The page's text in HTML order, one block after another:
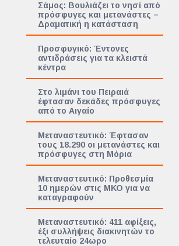
Σάμος: Βουλιάζει το νησί από
πρόσφυγες και μετανάστες –
Δραματική η κατάσταση
Προσφυγικό: Έντονες
αντιδράσεις για τα κλειστά
κέντρα
Στο λιμάνι του Πειραιά
έφτασαν δεκάδες πρόσφυγες
από το Αιγαίο
Μεταναστευτικό: Έφτασαν
τους 18.290 οι μετανάστες και
πρόσφυγες στη Μόρια
Μεταναστευτικό: Προθεσμία
10 ημερών στις ΜΚΟ για να
καταγραφούν
Μεταναστευτικό: 411 αφίξεις,
έξι συλλήψεις διακινητών το
τελευταίο 24ωρο